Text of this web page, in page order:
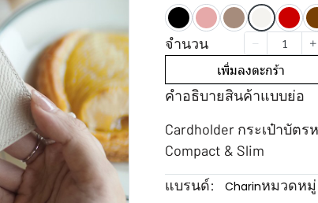
จำนวน
เพิ่มลงตะกร้า
คำอธิบายสินค้าแบบย่อ
Cardholder กระเป๋าบัตร
Compact & Slim
แบรนด์:
Charinหมวดหมู่